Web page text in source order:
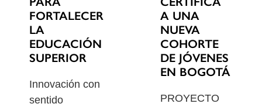
FORTALECER
LA
EDUCACIÓN
SUPERIOR
Innovación con
sentido
A UNA
NUEVA
COHORTE
DE JÓVENES
EN BOGOTÁ
PROYECTO